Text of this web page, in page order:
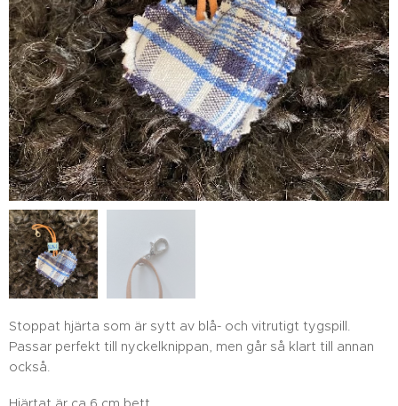
Stoppat hjärta som är sytt av blå- och vitrutigt tygspill.
Passar perfekt till nyckelknippan, men går så klart till annan
också.